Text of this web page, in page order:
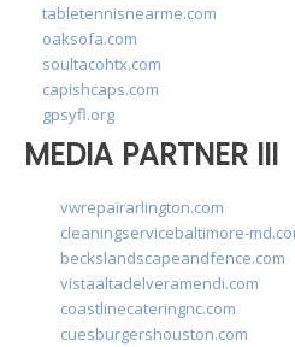
tabletennisnearme.com
oaksofa.com
soultacohtx.com
capishcaps.com
gpsyfl.org
MEDIA PARTNER III
vwrepairarlington.com
cleaningservicebaltimore-
beckslandscapeandfence.com
vistaaltadelveramendi.com
coastlinecateringnc.com
cuesburgershouston.com